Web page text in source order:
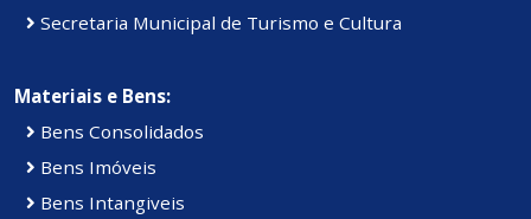
Secretaria Municipal de Turismo e Cultura
Materiais e Bens:
Bens Consolidados
Bens Imóveis
Bens Intangiveis